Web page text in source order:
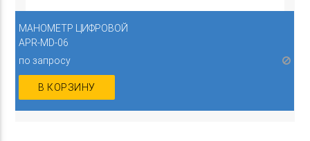
МАНОМЕТР ЦИФРОВОЙ
APR-MD-06
по запросу
В КОРЗИНУ